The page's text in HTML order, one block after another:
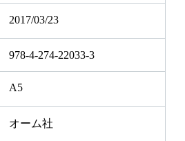
2017/03/23
978-4-274-22033-3
A5
オーム社